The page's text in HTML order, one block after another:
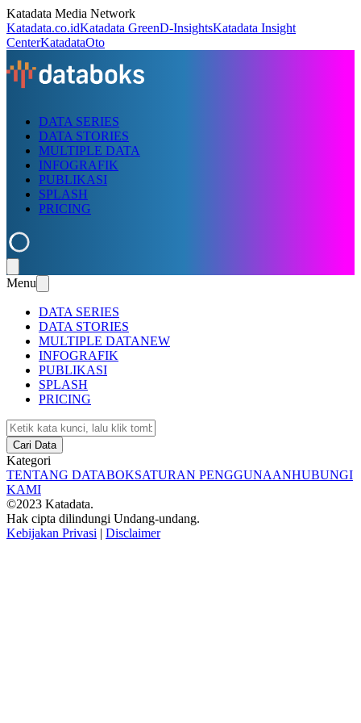
Katadata Media Network
Katadata.co.idKatadata GreenD-InsightsKatadata Insight
CenterKatadataOto
DATA SERIES
DATA STORIES
MULTIPLE DATA
INFOGRAFIK
PUBLIKASI
SPLASH
PRICING
Menu
DATA SERIES
DATA STORIES
MULTIPLE DATANEW
INFOGRAFIK
PUBLIKASI
SPLASH
PRICING
Cari Data
Kategori
TENTANG DATABOKSATURAN PENGGUNAANHUBUNGI
KAMI
©2023 Katadata.
Hak cipta dilindungi Undang-undang.
Kebijakan Privasi | Disclaimer